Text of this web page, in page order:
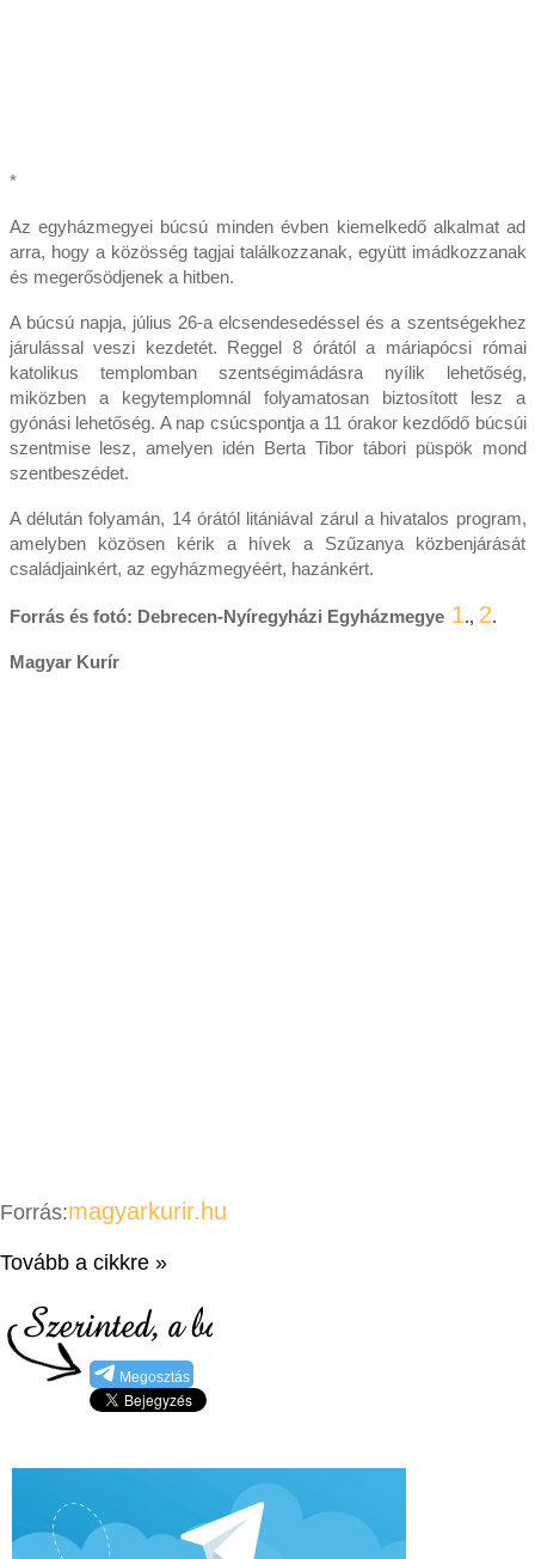
*
Az egyházmegyei búcsú minden évben kiemelkedő alkalmat ad
arra, hogy a közösség tagjai találkozzanak, együtt imádkozzanak
és megerősödjenek a hitben.
A búcsú napja, július 26-a elcsendesedéssel és a szentségekhez
járulással veszi kezdetét. Reggel 8 órától a máriapócsi római
katolikus templomban szentségimádásra nyílik lehetőség,
miközben a kegytemplomnál folyamatosan biztosított lesz a
gyónási lehetőség. A nap csúcspontja a 11 órakor kezdődő búcsúi
szentmise lesz, amelyen idén Berta Tibor tábori püspök mond
szentbeszédet.
A délután folyamán, 14 órától litániával zárul a hivatalos program,
amelyben közösen kérik a hívek a Szűzanya közbenjárását
családjainkért, az egyházmegyéért, hazánkért.
Forrás és fotó: Debrecen-Nyíregyházi Egyházmegye1., 2.
Magyar Kurír
Forrás:magyarkurir.hu
Tovább a cikkre »
Megosztás